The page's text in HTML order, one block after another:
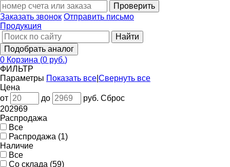
Проверить
Заказать звонок Отправить письмо
Продукция
Найти
Подобрать аналог
0 Корзина (0 руб.)
ФИЛЬТР
Параметры Показать все Свернуть все
Цена
от
до руб. Сброс
202969
Распродажа
Все
Распродажа (1)
Наличие
Все
Со склада (59)